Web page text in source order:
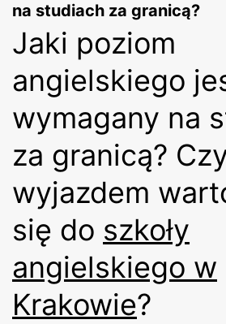
na studiach za granicą?
Jaki poziom
angielskiego
wymagany na
za granicą?
wyjazdem
się do szkoły
angielskiego w
Krakowie?